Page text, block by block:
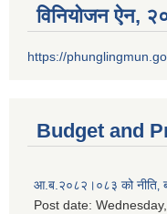
विनियोजन ऐन‚
https://
Budget and
आ.ब.२०८२।०८३ को नीति‚
Post date: